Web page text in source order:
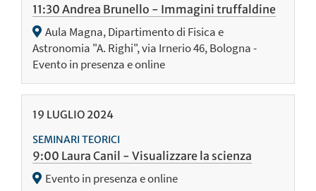
11:30 Andrea Brunello - Immagini truffaldine
Aula Magna, Dipartimento di Fisica e
Astronomia "A. Righi", via Irnerio 46, Bologna -
Evento in presenza e online
19 LUGLIO 2024
SEMINARI TEORICI
9:00 Laura Canil - Visualizzare la scienza
Evento in presenza e online